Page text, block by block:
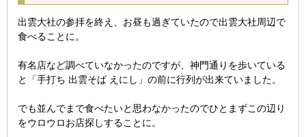
出雲大社の参拝を終え、お昼も過ぎていたので出雲大社周辺で
食べることに。
有名店など調べていなかったのですが、神門通りを歩いている
と「手打ち 出雲そば えにし」の前に行列が出来ていました。
でも並んでまで食べたいと思わなかったのでひとまずこの辺り
をウロウロお店探しすることに。